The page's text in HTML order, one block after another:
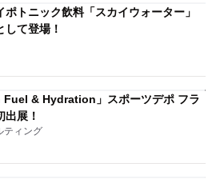
トニック飲料「スカイウォーター」
して登場！
& Hydration」スポーツデポ フラ
出展！
ティング